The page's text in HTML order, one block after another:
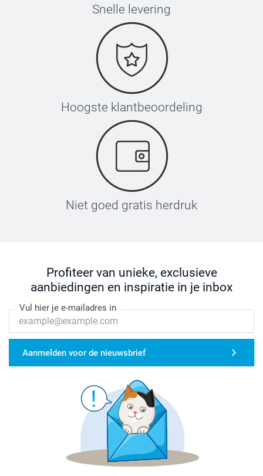
Snelle levering
Hoogste klantbeoordeling
Niet goed gratis herdruk
Profiteer van unieke, exclusieve
aanbiedingen en inspiratie in je inbox
Vul hier je e-mailadres in
Aanmelden voor de nieuwsbrief